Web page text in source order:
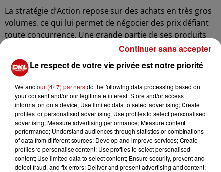
La stratégie d’Action repose sur des achats en très gros
volumes, ce qui lui permet de négocier des prix défiant
toute concurrence. Une grande partie de ses produits
est importée de Chine et l’enseigne renouvelle ses
références chaque semaine pour dynamiser son offre.
Fondée il y a 30 ans aux Pays-Bas, l’enseigne s'est
largement développée en Europe. Arrivée en France il y
a une dizaine d’années, elle y connaît un succès
fulgurant, au point d’en faire son premier marché.
Aujourd’hui, plus d’un nouveau magasin ouvre chaque
semaine dans l’Hexagone, tous selon un modèle
standardisé : des points de vente épurés, sans
marketing ni décoration superflue, misant sur une
approche purement discount.
Le respect de votre vie privée est notre priorité
We and our (447) partnersdo the following data processing based on
your consent and/or our legitimate interest: Store and/or access
information on a device; Use limited data to select advertising; Create
profiles for personalised advertising; Use profiles to select personalised
advertising; Measure advertising performance; Measure content
performance; Understand audiences through statistics or combinations
of data from different sources; Develop and improve services; Create
profiles to personalise content; Use profiles to select personalised
content; Use limited data to select content; Ensure security, prevent and
detect fraud, and fix errors; Deliver and present advertising and content;
Continuer sans accepter